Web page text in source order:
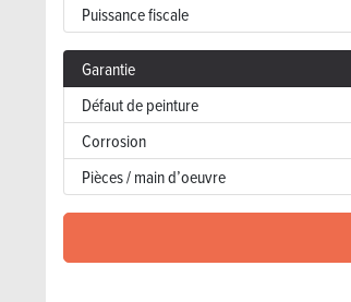
Puissance fiscale
Garantie
Défaut de peinture
Corrosion
Pièces / main d’oeuvre